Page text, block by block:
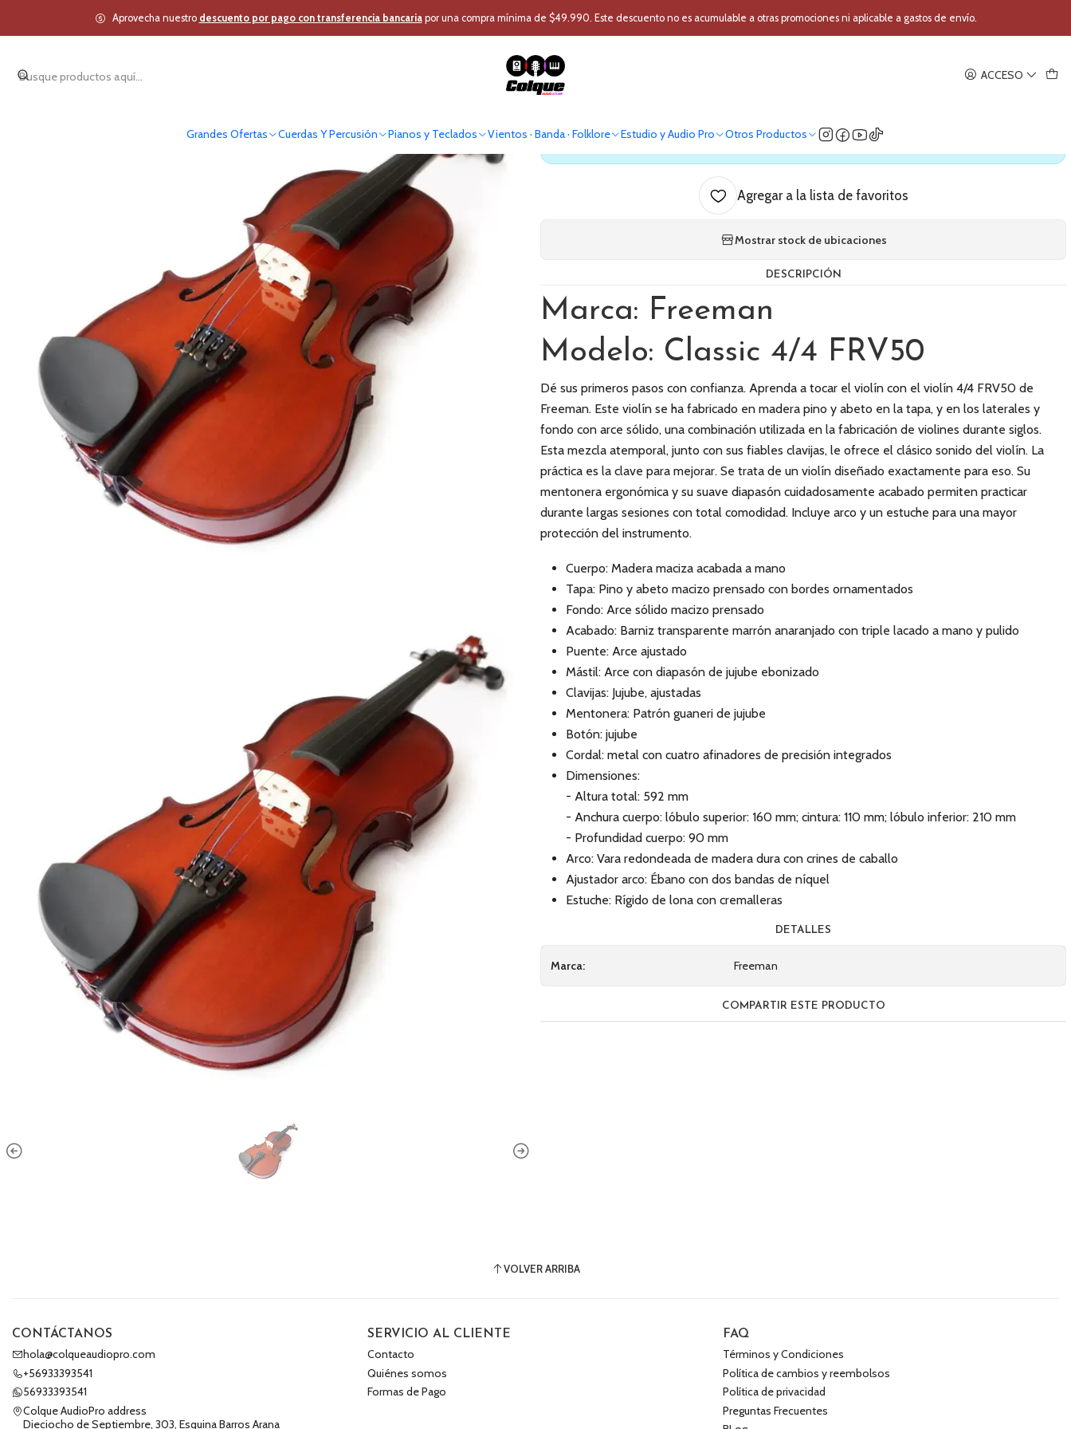
ACCESO
Grandes Ofertas Cuerdas Y Percusión Pianos y Teclados Vientos · Banda · Folklore Estudio y Audio Pro Otros Productos
Aprovecha nuestro descuento por pago con transferencia bancariapor una compra mínima de $49.990. Este descuento no es acumulable a otras promociones ni aplicable a gastos de envío.
Inicio Cuerdas Y Percusión Instrumentos Cuerda Otros instrumentos de Cuerda Violin Freeman Classic 4/4 FRV50
Violin Freeman Classic 4/4 FRV50
Antes de comprar verifica nuestro stock
Agregar a la lista de favoritos
Mostrar stock de ubicaciones
DESCRIPCIÓN
Marca: Freeman
Modelo: Classic 4/4 FRV50
Dé sus primeros pasos con confianza. Aprenda a tocar el violín con el violín 4/4 FRV50 de
Freeman. Este violín se ha fabricado en madera pino y abeto en la tapa, y en los laterales y
fondo con arce sólido, una combinación utilizada en la fabricación de violines durante siglos.
Esta mezcla atemporal, junto con sus fiables clavijas, le ofrece el clásico sonido del violín. La
práctica es la clave para mejorar. Se trata de un violín diseñado exactamente para eso. Su
mentonera ergonómica y su suave diapasón cuidadosamente acabado permiten practicar
durante largas sesiones con total comodidad. Incluye arco y un estuche para una mayor
protección del instrumento.
Cuerpo: Madera maciza acabada a mano
Tapa: Pino y abeto macizo prensado con bordes ornamentados
Fondo: Arce sólido macizo prensado
Acabado: Barniz transparente marrón anaranjado con triple lacado a mano y pulido
Puente: Arce ajustado
Mástil: Arce con diapasón de jujube ebonizado
Clavijas: Jujube, ajustadas
Mentonera: Patrón guaneri de jujube
Botón: jujube
Cordal: metal con cuatro afinadores de precisión integrados
Dimensiones:
- Altura total: 592 mm
- Anchura cuerpo: lóbulo superior: 160 mm; cintura: 110 mm; lóbulo inferior: 210 mm
- Profundidad cuerpo: 90 mm
Arco: Vara redondeada de madera dura con crines de caballo
Ajustador arco: Ébano con dos bandas de níquel
Estuche: Rígido de lona con cremalleras
DETALLES
Marca: Freeman
COMPARTIR ESTE PRODUCTO
VOLVER ARRIBA
CONTÁCTANOS
hola@colqueaudiopro.com
+56933393541
56933393541
Colque AudioPro address
Dieciocho de Septiembre, 303, Esquina Barros Arana
SERVICIO AL CLIENTE
Contacto
Quiénes somos
Formas de Pago
FAQ
Términos y Condiciones
Política de cambios y reembolsos
Política de privacidad
Preguntas Frecuentes